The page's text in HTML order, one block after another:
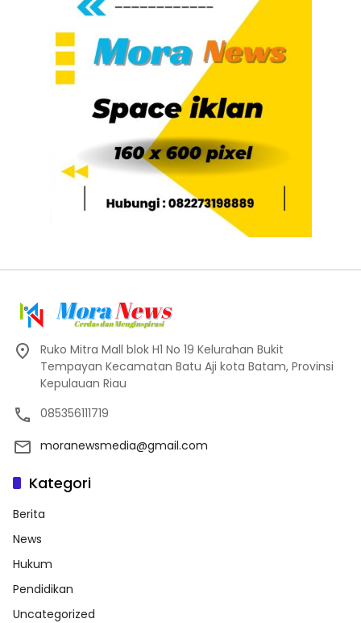
Ruko Mitra Mall blok H1 No 19 Kelurahan Bukit
Tempayan Kecamatan Batu Aji kota Batam, Provinsi
Kepulauan Riau
085356111719
moranewsmedia@gmail.com
Kategori
Berita
News
Hukum
Pendidikan
Uncategorized